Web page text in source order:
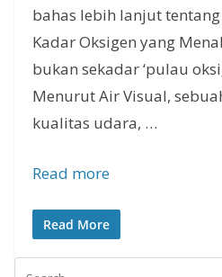
bahas lebih lanjut
Kadar Oksigen yang
bukan sekadar ‘pulau
Menurut Air Visual,
kualitas udara, …
Read more
Read More